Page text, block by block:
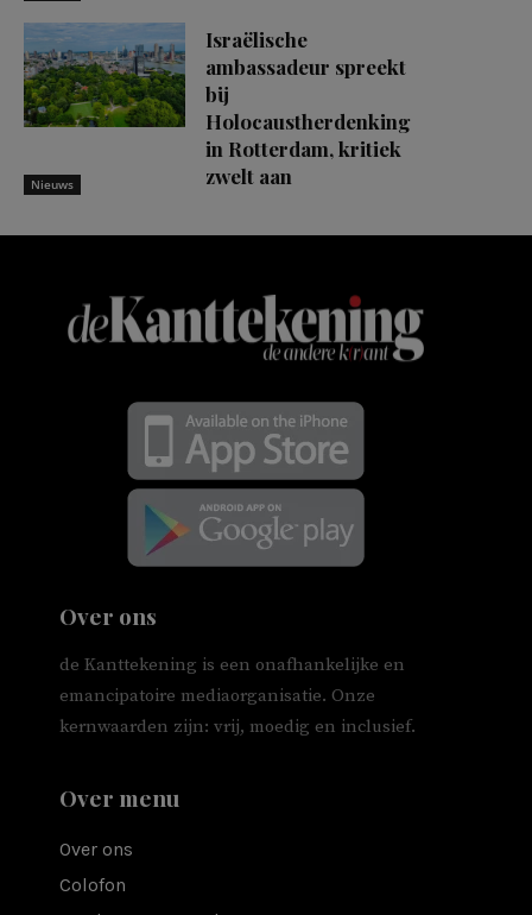
Nieuws
Israëlische
ambassadeur spreekt
bij
Holocaustherdenking
in Rotterdam, kritiek
zwelt aan
Over ons
de Kanttekening is een onafhankelijke en
emancipatoire mediaorganisatie. Onze
kernwaarden zijn: vrij, moedig en inclusief.
Over menu
Over ons
Colofon